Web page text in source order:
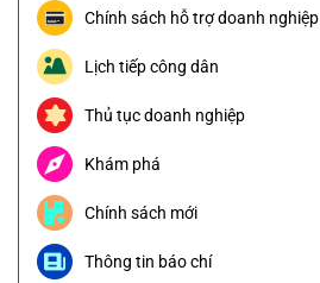
Chính sách hỗ trợ doanh nghiệp
Lịch tiếp công dân
Thủ tục doanh nghiệp
Khám phá
Chính sách mới
Thông tin báo chí